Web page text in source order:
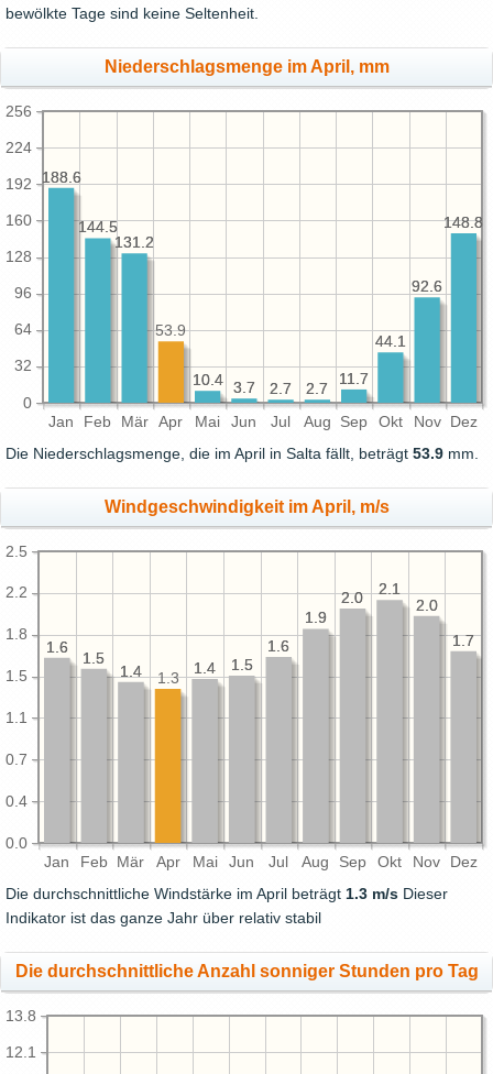
bewölkte Tage sind keine Seltenheit.
Niederschlagsmenge im April, mm
Jan Feb Mär Apr Mai Jun Jul Aug Sep Okt Nov Dez
0
32
64
96
128
160
192
224
256
148.8
92.6
44.1
11.7
2.7
2.7
3.7
10.4
131.2
144.5
188.6
148.8
92.6
44.1
11.7
2.7
2.7
3.7
10.4
53.9
131.2
144.5
188.6
Die Niederschlagsmenge, die im April in Salta fällt, beträgt 53.9 mm.
Windgeschwindigkeit im April, m/s
Jan Feb Mär Apr Mai Jun Jul Aug Sep Okt Nov Dez
0.0
0.4
0.7
1.1
1.5
1.8
2.2
2.5
1.7
2.0
2.1
2.0
1.9
1.6
1.5
1.4
1.4
1.5
1.6 1.7
2.0
2.1
2.0
1.9
1.6
1.5
1.4
1.3
1.4
1.5
1.6
Die durchschnittliche Windstärke im April beträgt 1.3 m/s Dieser
Indikator ist das ganze Jahr über relativ stabil
Die durchschnittliche Anzahl sonniger Stunden pro Tag
12.1
13.8